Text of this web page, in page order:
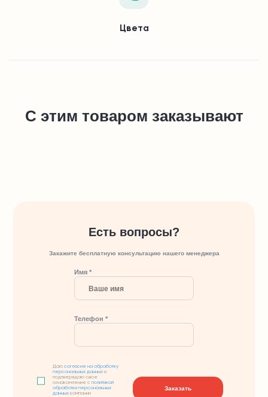
Цвета
С этим товаром заказывают
Есть вопросы?
Закажите бесплатную консультацию нашего менеджера
Имя *
Телефон *
Даюсогласие на обработку
персональных данных и
подтверждаю свое
ознакомление сполитикой
обработки персональных
данных компании
Заказать